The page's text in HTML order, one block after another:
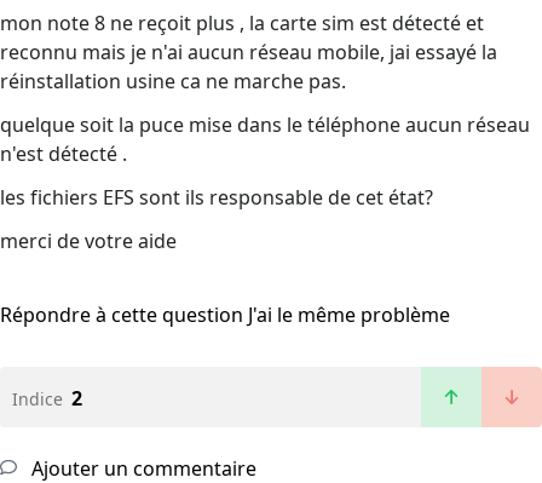
mon note 8 ne reçoit plus , la carte sim est détecté et
reconnu mais je n'ai aucun réseau mobile, jai essayé la
réinstallation usine ca ne marche pas.
quelque soit la puce mise dans le téléphone aucun réseau
n'est détecté .
les fichiers EFS sont ils responsable de cet état?
merci de votre aide
Répondre à cette question J'ai le même problème
Indice 2
Ajouter un commentaire